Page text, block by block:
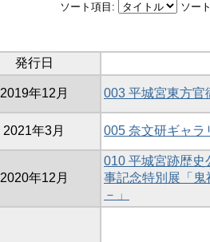
ソート項目: ソー
発行日
2019年12月 003 平城宮東方官
2021年3月 005 奈文研ギャラ
2020年12月
010 平城宮跡歴史
事記念特別展「
－」